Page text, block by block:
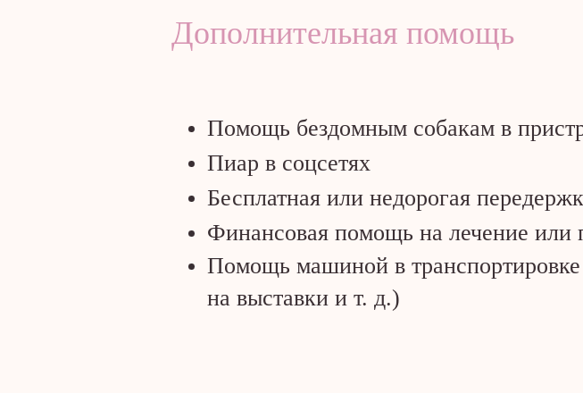
Дополнительная помощь
Помощь бездомным собакам в
Пиар в соцсетях
Бесплатная или недорогая
Финансовая помощь на лечение или
Помощь машиной в
на выставки и т. д.)